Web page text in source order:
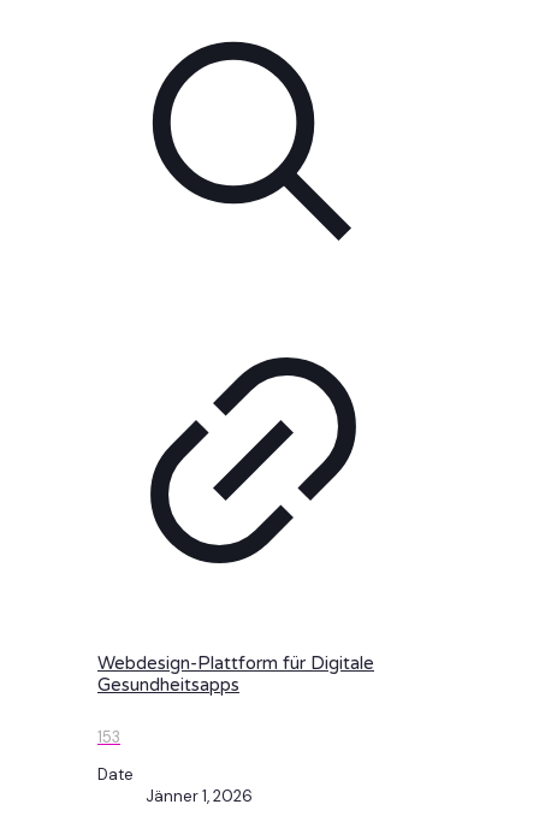
Webdesign-Plattform für Digitale
Gesundheitsapps
153
Date
Jänner 1, 2026